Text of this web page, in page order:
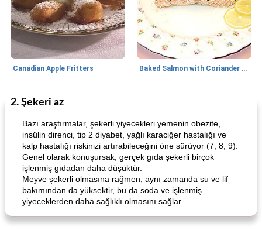
Canadian Apple Fritters Baked Salmon with Coriander and Thyme
Boneless Chicken Recipes
Curry Chicken Dinner Mexican Cream (Fudge)
2. Şekeri az
Bazı araştırmalar, şekerli yiyecekleri yemenin obezite,
insülin direnci, tip 2 diyabet, yağlı karaciğer hastalığı ve
kalp hastalığı riskinizi artırabileceğini öne sürüyor (7, 8, 9).
Genel olarak konuşursak, gerçek gıda şekerli birçok
işlenmiş gıdadan daha düşüktür.
Meyve şekerli olmasına rağmen, aynı zamanda su ve lif
bakımından da yüksektir, bu da soda ve işlenmiş
yiyeceklerden daha sağlıklı olmasını sağlar.